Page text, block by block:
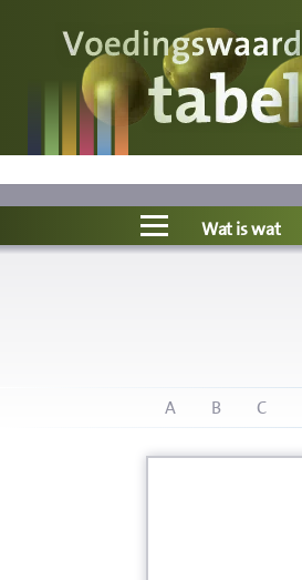
Voedingswaarde
Wat is wat?
Ons voedsel
Wat is wat
A B C